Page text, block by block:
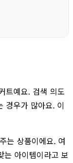
트예요. 검색 의도
경우가 많아요. 이
는 상품이에요. 여
는 아이템이라고 보